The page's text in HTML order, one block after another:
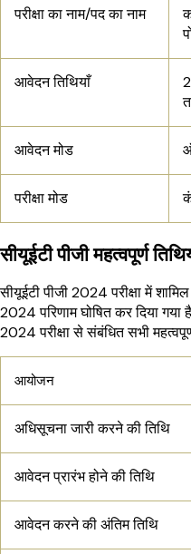
परीक्षा का नाम/पद का नाम
आवेदन तिथियाँ
आवेदन मोड
परीक्षा मोड
सीयूईटी पीजी महत्वपूर्ण
सीयूईटी पीजी 2024 परीक्षा में
2024 परिणाम घोषित कर दिया गया
2024 परीक्षा से संबंधित सभी
आयोजन
अधिसूचना जारी करने की तिथि
आवेदन प्रारंभ होने की तिथि
आवेदन करने की अंतिम तिथि